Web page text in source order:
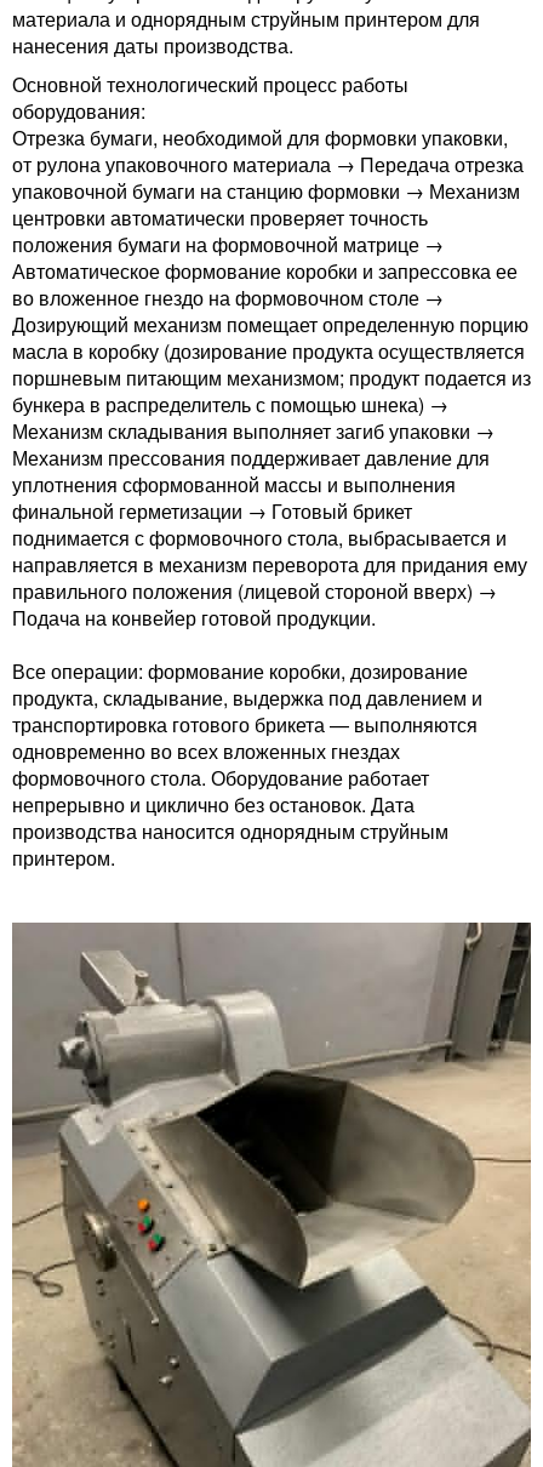
материала и однорядным струйным принтером для
нанесения даты производства.
Основной технологический процесс работы
оборудования:
Отрезка бумаги, необходимой для формовки упаковки,
от рулона упаковочного материала → Передача отрезка
упаковочной бумаги на станцию формовки → Механизм
центровки автоматически проверяет точность
положения бумаги на формовочной матрице →
Автоматическое формование коробки и запрессовка ее
во вложенное гнездо на формовочном столе →
Дозирующий механизм помещает определенную порцию
масла в коробку (дозирование продукта осуществляется
поршневым питающим механизмом; продукт подается из
бункера в распределитель с помощью шнека) →
Механизм складывания выполняет загиб упаковки →
Механизм прессования поддерживает давление для
уплотнения сформованной массы и выполнения
финальной герметизации → Готовый брикет
поднимается с формовочного стола, выбрасывается и
направляется в механизм переворота для придания ему
правильного положения (лицевой стороной вверх) →
Подача на конвейер готовой продукции.
Все операции: формование коробки, дозирование
продукта, складывание, выдержка под давлением и
транспортировка готового брикета — выполняются
одновременно во всех вложенных гнездах
формовочного стола. Оборудование работает
непрерывно и циклично без остановок. Дата
производства наносится однорядным струйным
принтером.